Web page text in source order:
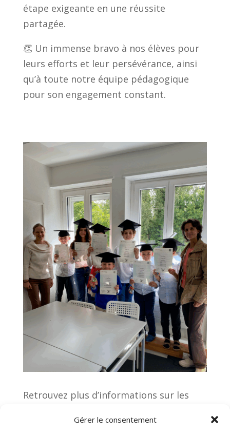
Gérer le consentement
étape exigeante en une réussite
partagée.
👏 Un immense bravo à nos élèves pour
leurs efforts et leur persévérance, ainsi
qu’à toute notre équipe pédagogique
pour son engagement constant.
Retrouvez plus d’informations sur les
l’actualité de l’école directement sur nos